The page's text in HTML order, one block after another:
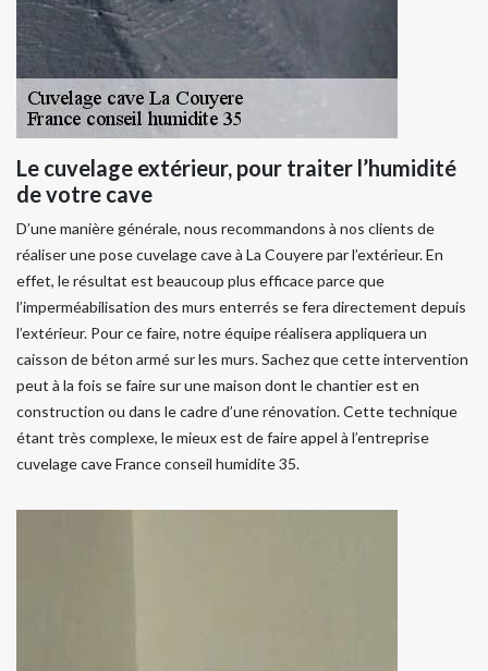
Le cuvelage extérieur, pour traiter l’humidité
de votre cave
D’une manière générale, nous recommandons à nos clients de
réaliser une pose cuvelage cave à La Couyere par l’extérieur. En
effet, le résultat est beaucoup plus efficace parce que
l’imperméabilisation des murs enterrés se fera directement depuis
l’extérieur. Pour ce faire, notre équipe réalisera appliquera un
caisson de béton armé sur les murs. Sachez que cette intervention
peut à la fois se faire sur une maison dont le chantier est en
construction ou dans le cadre d’une rénovation. Cette technique
étant très complexe, le mieux est de faire appel à l’entreprise
cuvelage cave France conseil humidite 35.